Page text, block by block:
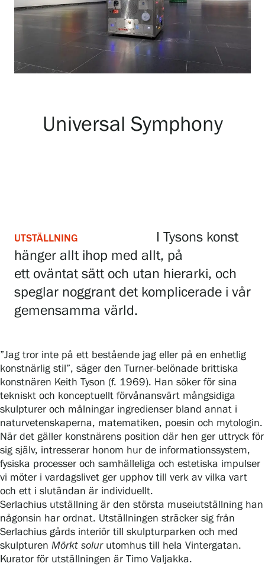
Utställningar
Samlingar och museum
Serlachius Residens
Gösta Serlachius konststiftelse
Kontaktinformation
Serlachius Konstbastu
Serlachius Art & Sauna Express
Hållbarhet hos Serlachius
Hinderfrihet
Dataskydd
Webshop
Universal Symphony
UTSTÄLLNING
I Tysons konst
hänger allt ihop med allt, på
ett oväntat sätt och utan hierarki, och
speglar noggrant det komplicerade i vår
gemensamma värld.
”Jag tror inte på ett bestående jag eller på en enhetlig
konstnärlig stil”, säger den Turner-belönade brittiska
konstnären Keith Tyson (f. 1969). Han söker för sina
tekniskt och konceptuellt förvånansvärt mångsidiga
skulpturer och målningar ingredienser bland annat i
naturvetenskaperna, matematiken, poesin och mytologin.
När det gäller konstnärens position där hen ger uttryck för
sig själv, intresserar honom hur de informationssystem,
fysiska processer och samhälleliga och estetiska impulser
vi möter i vardagslivet ger upphov till verk av vilka vart
och ett i slutändan är individuellt.
Serlachius utställning är den största museiutställning han
någonsin har ordnat. Utställningen sträcker sig från
Serlachius gårds interiör till skulpturparken och med
skulpturen Mörkt solurutomhus till hela Vintergatan.
Kurator för utställningen är Timo Valjakka.